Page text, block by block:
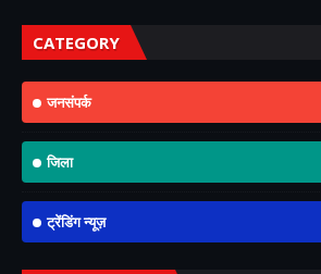
CATEGORY
जनसंपर्क
जिला
ट्रेंडिंग न्यूज़